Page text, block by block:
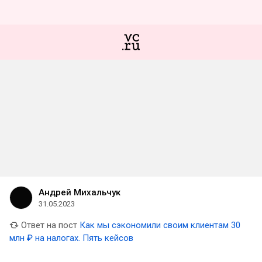
Андрей Михальчук
31.05.2023
Ответ на пост Как мы сэкономили своим клиентам 30
млн ₽ на налогах. Пять кейсов